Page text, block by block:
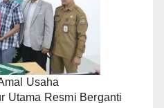
Usaha
Utama Resmi Berganti